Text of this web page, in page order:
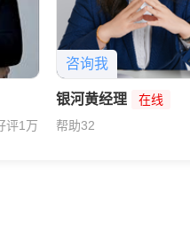
评1万
咨询我
银河黄经理
在线
帮助32